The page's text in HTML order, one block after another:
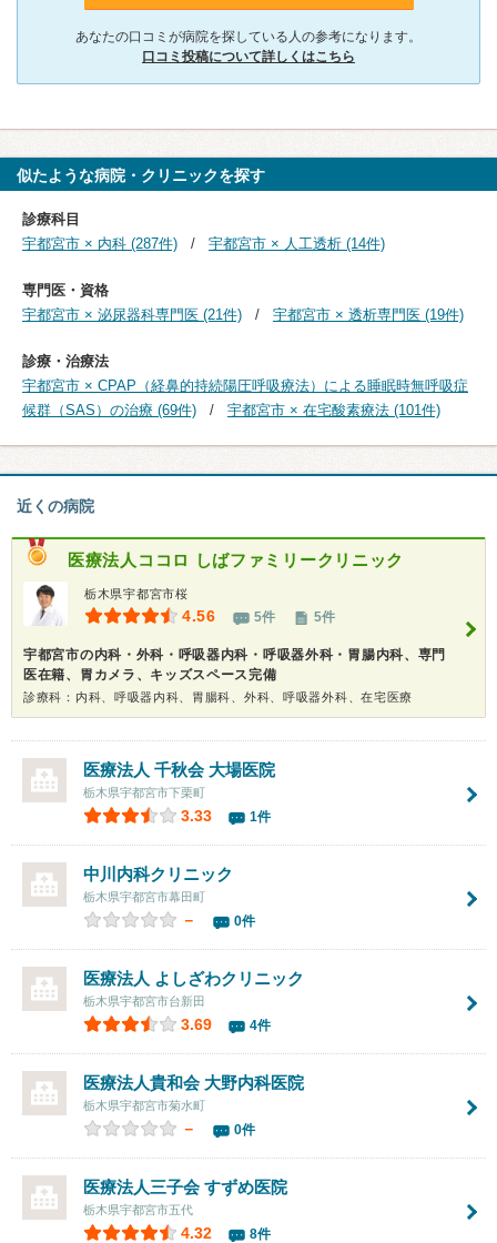
あなたの口コミが病院を探している人の参考になります。
口コミ投稿について詳しくはこちら
似たような病院・クリニックを探す
診療科目
宇都宮市 × 内科 (287件)
宇都宮市 × 人工透析 (14件)
専門医・資格
宇都宮市 × 泌尿器科専門医 (21件)
宇都宮市 × 透析専門医 (19件)
診療・治療法
宇都宮市 × CPAP（経鼻的持続陽圧呼吸療法）による睡眠時無呼吸症
候群（SAS）の治療 (69件)
宇都宮市 × 在宅酸素療法 (101件)
近くの病院
医療法人ココロ しばファミリークリニック
栃木県宇都宮市桜
4.56 5件 5件
宇都宮市の内科・外科・呼吸器内科・呼吸器外科・胃腸内科、専門
医在籍、胃カメラ、キッズスペース完備
診療科：内科、呼吸器内科、胃腸科、外科、呼吸器外科、在宅医療
医療法人 千秋会 大場医院
栃木県宇都宮市下栗町
3.33 1件
中川内科クリニック
栃木県宇都宮市幕田町
－ 0件
医療法人 よしざわクリニック
栃木県宇都宮市台新田
3.69 4件
医療法人貴和会 大野内科医院
栃木県宇都宮市菊水町
－ 0件
医療法人三子会すずめ医院
栃木県宇都宮市五代
4.32 8件